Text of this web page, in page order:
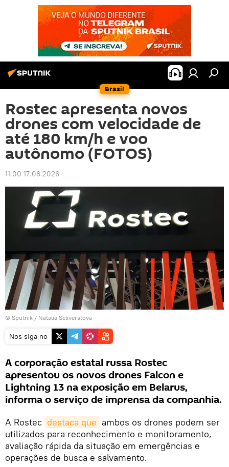
Brasil
Rostec apresenta novos
drones com velocidade de
até 180 km/h e voo
autônomo (FOTOS)
11:00 17.06.2026
© Sputnik / Natalia Seliverstova
Nos siga no
A corporação estatal russa Rostec
apresentou os novos drones Falcon e
Lightning 13 na exposição em Belarus,
informa o serviço de imprensa da companhia.
A Rostec destaca que ambos os drones podem ser
utilizados para reconhecimento e monitoramento,
avaliação rápida da situação em emergências e
operações de busca e salvamento.